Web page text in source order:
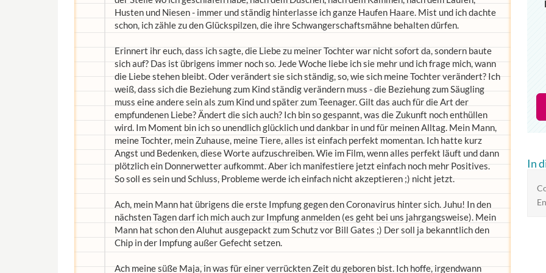
Husten und Niesen - immer und ständig hinterlasse ich ganze Haufen Haare. Mist und ich dachte
schon, ich zähle zu den Glückspilzen, die ihre Schwangerschaftsmähne behalten dürfen.
Erinnert ihr euch, dass ich sagte, die Liebe zu meiner Tochter war nicht sofort da, sondern baute
sich auf? Das ist übrigens immer noch so. Jede Woche liebe ich sie mehr und ich frage mich, wann
die Liebe stehen bleibt. Oder verändert sie sich ständig, so, wie sich meine Tochter verändert? Ich
weiß, dass sich die Beziehung zum Kind ständig verändern muss - die Beziehung zum Säugling
muss eine andere sein als zum Kind und später zum Teenager. Gilt das auch für die Art der
empfundenen Liebe? Ändert die sich auch? Ich bin so gespannt, was die Zukunft noch enthüllen
wird. Im Moment bin ich so unendlich glücklich und dankbar in und für meinen Alltag. Mein Mann,
meine Tochter, mein Zuhause, meine Tiere, alles ist einfach perfekt momentan. Ich hatte kurz
Angst und Bedenken, diese Worte aufzuschreiben. Wie im Film, wenn alles perfekt läuft und dann
plötzlich ein Donnerwetter aufkommt. Aber ich manifestiere jetzt einfach noch mehr Positives.
So soll es sein und Schluss, Probleme werde ich einfach nicht akzeptieren ;) nicht jetzt.
Ach, mein Mann hat übrigens die erste Impfung gegen den Coronavirus hinter sich. Juhu! In den
nächsten Tagen darf ich mich auch zur Impfung anmelden (es geht bei uns jahrgangsweise). Mein
Mann hat schon den Aluhut ausgepackt zum Schutz vor Bill Gates ;) Der soll ja bekanntlich den
Chip in der Impfung außer Gefecht setzen.
Ach meine süße Maja, in was für einer verrückten Zeit du geboren bist. Ich hoffe, irgendwann
In